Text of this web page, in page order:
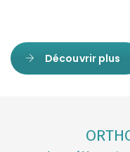
Découvrir plus